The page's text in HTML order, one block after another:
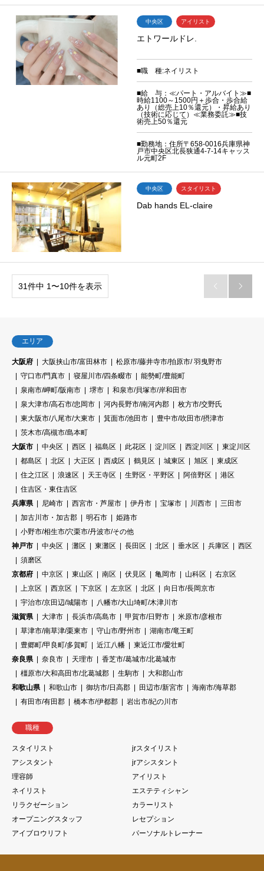
中央区 アイリスト
エトワールドレ.
■職 種:ネイリスト
■給 与：≪パート・アルバイト≫■
時給1100～1500円＋歩合・歩合給
あり（総売上10％還元）・昇給あり
（技術に応じて）≪業務委託≫■技
術売上50％還元
■勤務地：住所〒658-0016兵庫県神
戸市中央区北長狭通4-7-14キャッス
ル元町2F
中央区 スタイリスト
Dab hands EL-claire
31件中 1〜10件を表示  
エリア
大阪府 大阪挟山市/富田林市
松原市/藤井寺市/拍原市/ 羽曳野市
守口市/門真市
寝屋川市/四条畷市
能勢町/豊能町
泉南市/岬町/阪南市
堺市
和泉市/貝塚市/岸和田市
泉大津市/高石市/忠岡市
河内長野市/南河内郡
枚方市/交野氏
東大阪市/八尾市/大東市
箕面市/池田市
豊中市/吹田市/摂津市
茨木市/高槻市/島本町
大阪市
中央区 西区 福島区 此花区 淀川区 西淀川区
東淀川区
都島区
北区 大正区 西成区 鶴見区 城東区 旭区
東成区
住之江区
浪速区 天王寺区 生野区・平野区 阿倍野区
港区
住吉区・東住吉区
兵庫県
尼崎市 西宮市・芦屋市 伊丹市 宝塚市 川西市
三田市
加古川市・加古郡
明石市
姫路市
小野市/相生市/穴栗市/丹波市/その他
神戸市
中央区 灘区 東灘区 長田区 北区 垂水区 兵庫区
西区
須磨区
京都府
中京区 東山区 南区 伏見区 亀岡市 山科区
右京区
上京区
西京区 下京区 左京区 北区
向日市/長岡京市
宇治市/京田辺/城陽市
八幡市/大山埼町/木津川市
滋賀県
大津市 長浜市/高島市 甲賀市/日野市
米原市/彦根市
草津市/南草津/栗東市
守山市/野州市
湖南市/竜王町
豊郷町/甲良町/多賀町
近江八幡
東近江市/愛壮町
奈良県
奈良市 天理市
香芝市/葛城市/北葛城市
橿原市/大和高田市/北葛城郡
生駒市
大和郡山市
和歌山県
和歌山市 御坊市/日高郡 田辺市/新宮市
海南市/海草郡
有田市/有田郡
橋本市/伊都郡 岩出市/紀の川市
職種
スタイリスト
jrスタイリスト
アシスタント
jrアシスタント
理容師
アイリスト
ネイリスト
エステティシャン
リラクゼーション
カラーリスト
オープニングスタッフ
レセプション
アイブロウリフト
パーソナルトレーナー